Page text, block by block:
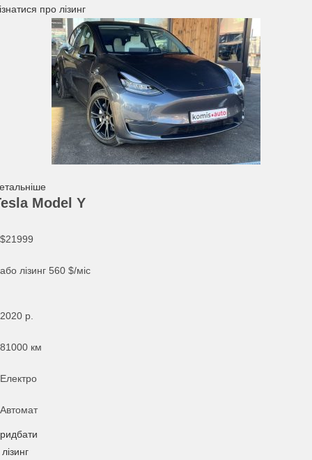
про лізинг
Model Y
$21999
або лізинг 560 $/міс
2020 р.
81000 км
Електро
Автомат